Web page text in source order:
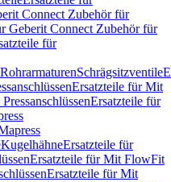
Connect Zubehör für
Geberit Connect Zubehör für
für
RohrarmaturenSchrägsitzventile
Ersatzteile für Mit
Ersatzteile für
KugelhähneErsatzteile für
Ersatzteile für Mit FlowFit
Ersatzteile für Mit